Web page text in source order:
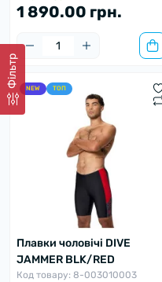
Фільтр
1 890.00 грн.
NEW ТОП
Плавки чоловічі DIVE
JAMMER BLK/RED
Код товару: 8-003010003